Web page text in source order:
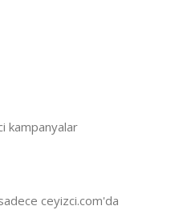
kampanyalar
ceyizci.com'da